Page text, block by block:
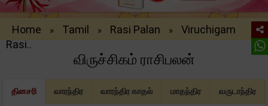
Home » Tamil » Rasi Palan »
Viruchigam
Rasi..
விருச்சிகம் ராசிபலன்
தினசரி வாரந்திர வாரந்திர காதல் மாதந்திர வருடாந்திர